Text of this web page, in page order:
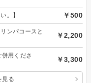
。】 ￥500
ンパコースと
￥2,200
用くださ
￥3,300
見る